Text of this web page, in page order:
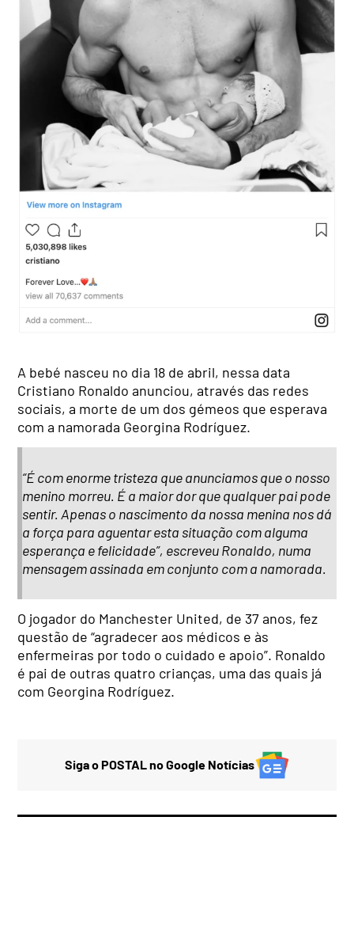
A bebé nasceu no dia 18 de abril, nessa data
Cristiano Ronaldo anunciou, através das redes
sociais, a morte de um dos gémeos que esperava
com a namorada Georgina Rodríguez.
“É com enorme tristeza que anunciamos que o nosso
menino morreu. É a maior dor que qualquer pai pode
sentir. Apenas o nascimento da nossa menina nos dá
a força para aguentar esta situação com alguma
esperança e felicidade”, escreveu Ronaldo, numa
mensagem assinada em conjunto com a namorada.
O jogador do Manchester United, de 37 anos, fez
questão de “agradecer aos médicos e às
enfermeiras por todo o cuidado e apoio”. Ronaldo
é pai de outras quatro crianças, uma das quais já
com Georgina Rodríguez.
Siga o POSTAL no Google Notícias